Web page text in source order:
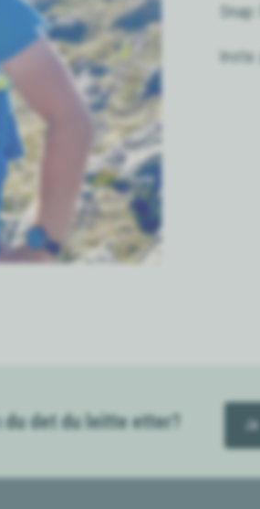
du det du leitte etter? Ja